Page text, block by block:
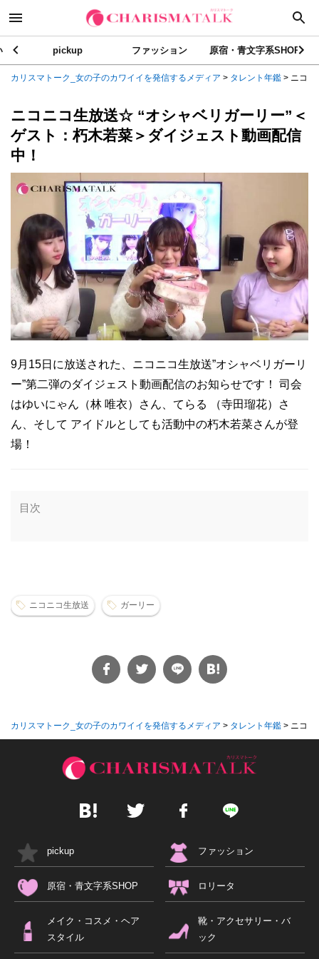
pickup ファッション 原宿・青文字系SHOP
カリスマトーク_女の子のカワイイを発信するメディア > タレント年鑑 > ニコニ
ニコニコ生放送☆ “オシャベリガーリー”＜
ゲスト：朽木若菜＞ダイジェスト動画配信
中！
9月15日に放送された、ニコニコ生放送”オシャベリガーリ
ー”第二弾のダイジェスト動画配信のお知らせです！ 司会
はゆいにゃん（林 唯衣）さん、てらる （寺田瑠花）さ
ん、そして アイドルとしても活動中の朽木若菜さんが登
場！
目次
ニコニコ生放送 ガーリー
カリスマトーク_女の子のカワイイを発信するメディア > タレント年鑑 > ニコニ
pickup ファッション
原宿・青文字系SHOP ロリータ
メイク・コスメ・ヘア
スタイル
靴・アクセサリー・バ
ック